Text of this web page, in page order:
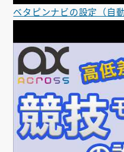
ベタピンナビの設定（自